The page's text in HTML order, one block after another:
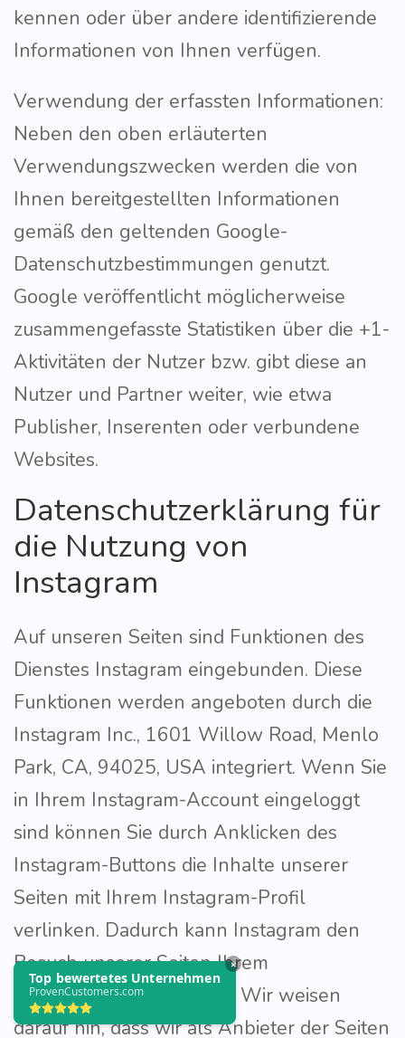
kennen oder über andere identifizierende
Informationen von Ihnen verfügen.
Verwendung der erfassten Informationen:
Neben den oben erläuterten
Verwendungszwecken werden die von
Ihnen bereitgestellten Informationen
gemäß den geltenden Google-
Datenschutzbestimmungen genutzt.
Google veröffentlicht möglicherweise
zusammengefasste Statistiken über die +1-
Aktivitäten der Nutzer bzw. gibt diese an
Nutzer und Partner weiter, wie etwa
Publisher, Inserenten oder verbundene
Websites.
Datenschutzerklärung für
die Nutzung von
Instagram
Auf unseren Seiten sind Funktionen des
Dienstes Instagram eingebunden. Diese
Funktionen werden angeboten durch die
Instagram Inc., 1601 Willow Road, Menlo
Park, CA, 94025, USA integriert. Wenn Sie
in Ihrem Instagram-Account eingeloggt
sind können Sie durch Anklicken des
Instagram-Buttons die Inhalte unserer
Seiten mit Ihrem Instagram-Profil
verlinken. Dadurch kann Instagram den
Besuch unserer Seiten Ihrem
Benutzerkonto zuordnen. Wir weisen
darauf hin, dass wir als Anbieter der Seiten
Top bewertetes Unternehmen
ProvenCustomers.com
×